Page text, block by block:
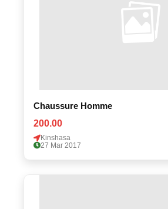
Chaussure Homme
200.00
Kinshasa
27 Mar 2017